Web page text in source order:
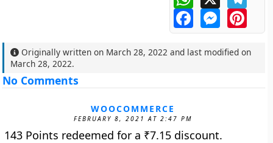
FacebookMessenger
Originally written on March 28, 2022 and last modified on
March 28, 2022.
No Comments
WOOCOMMERCE
FEBRUARY 8, 2021 AT 2:47 PM
143 Points redeemed for a ₹7.15 discount.